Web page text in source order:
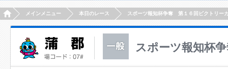
HOMEメインメニュー 本日のレース スポーツ報知杯争奪 第１６回ビクトリー
スポーツ報知杯